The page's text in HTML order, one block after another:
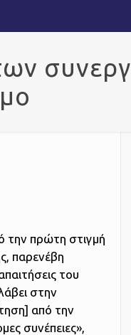
πρώτη στιγμή
παρενέβη
του
στην
από την
συνέπειες»,